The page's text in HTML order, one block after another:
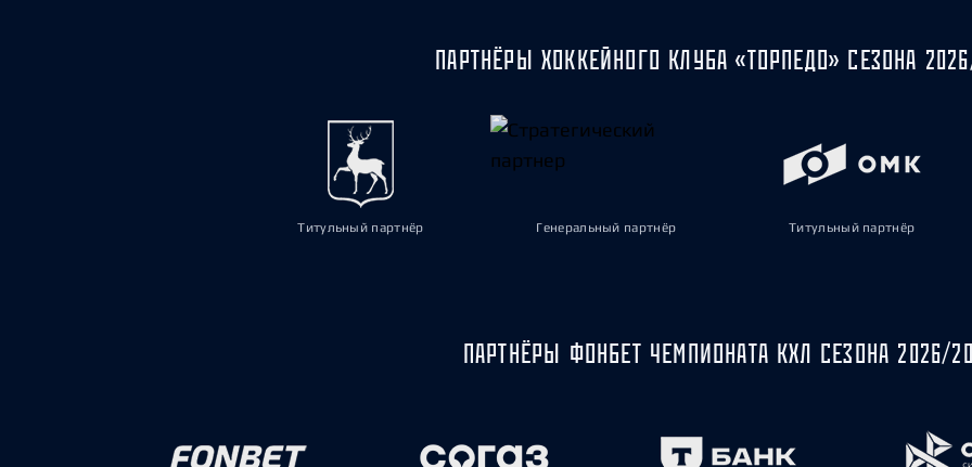
ПАРТНЁРЫ ХОККЕЙНОГО КЛУБА «ТОРПЕДО» СЕЗОНА
Титульный партнёр Генеральный партнёр Титульный партнёр
ПАРТНЁРЫ ФОНБЕТ ЧЕМПИОНАТА КХЛ СЕЗОНА 2026/